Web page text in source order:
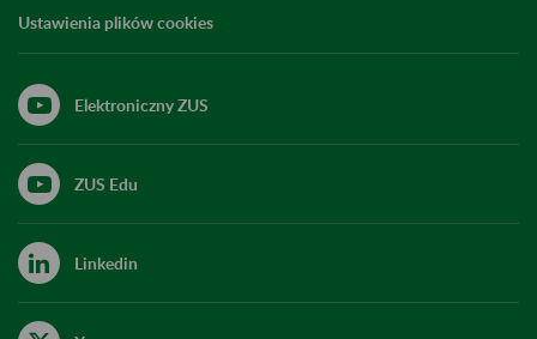
Ustawienia plików cookies
Elektroniczny ZUS
ZUS Edu
Linkedin